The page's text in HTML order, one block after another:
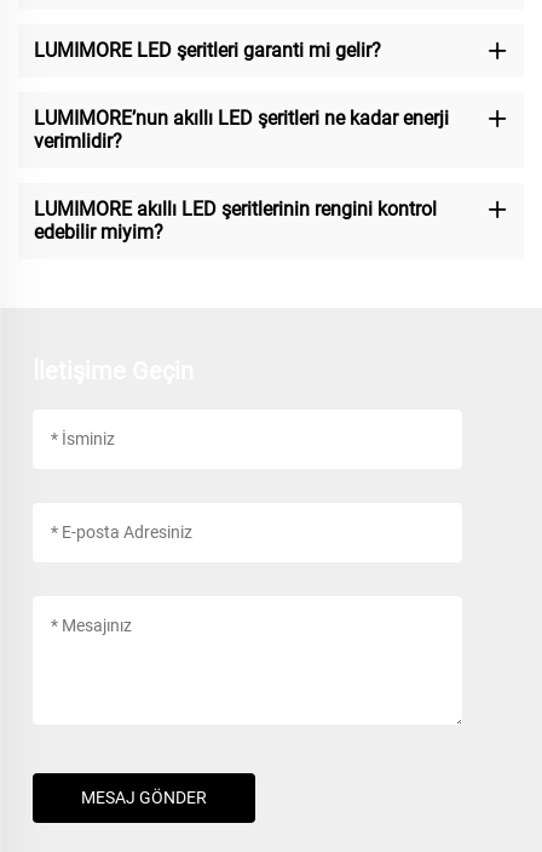
LUMIMORE LED şeritleri garanti mi gelir?
LUMIMORE’nun akıllı LED şeritleri ne kadar enerji
verimlidir?
LUMIMORE akıllı LED şeritlerinin rengini kontrol
edebilir miyim?
MESAJ GÖNDER